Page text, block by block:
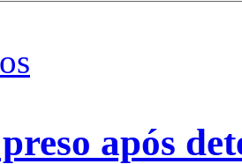
após